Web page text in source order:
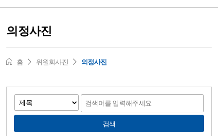
의정사진
홈 위원회사진 의정사진
검색